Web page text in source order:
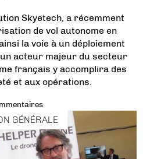
Skyetech, a récemment
de vol autonome en
la voie à un déploiement
acteur majeur du secteur
français y accomplira des
et aux opérations.
GÉNÉRALE